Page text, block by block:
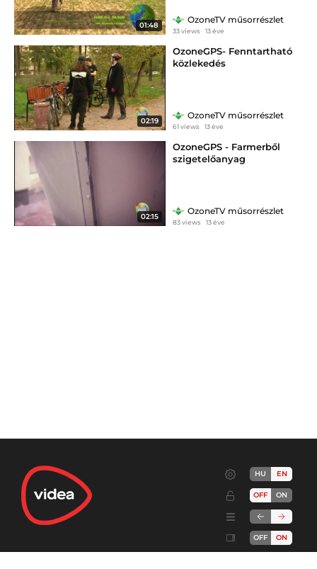
01:48
OzoneTV műsorrészlet
33 views 13 éve
02:19
OzoneGPS- Fenntartható
közlekedés
OzoneTV műsorrészlet
61 views 13 éve
02:15
OzoneGPS - Farmerből
szigetelőanyag
OzoneTV műsorrészlet
83 views 13 éve
HU EN
OFF ON
OFF ON